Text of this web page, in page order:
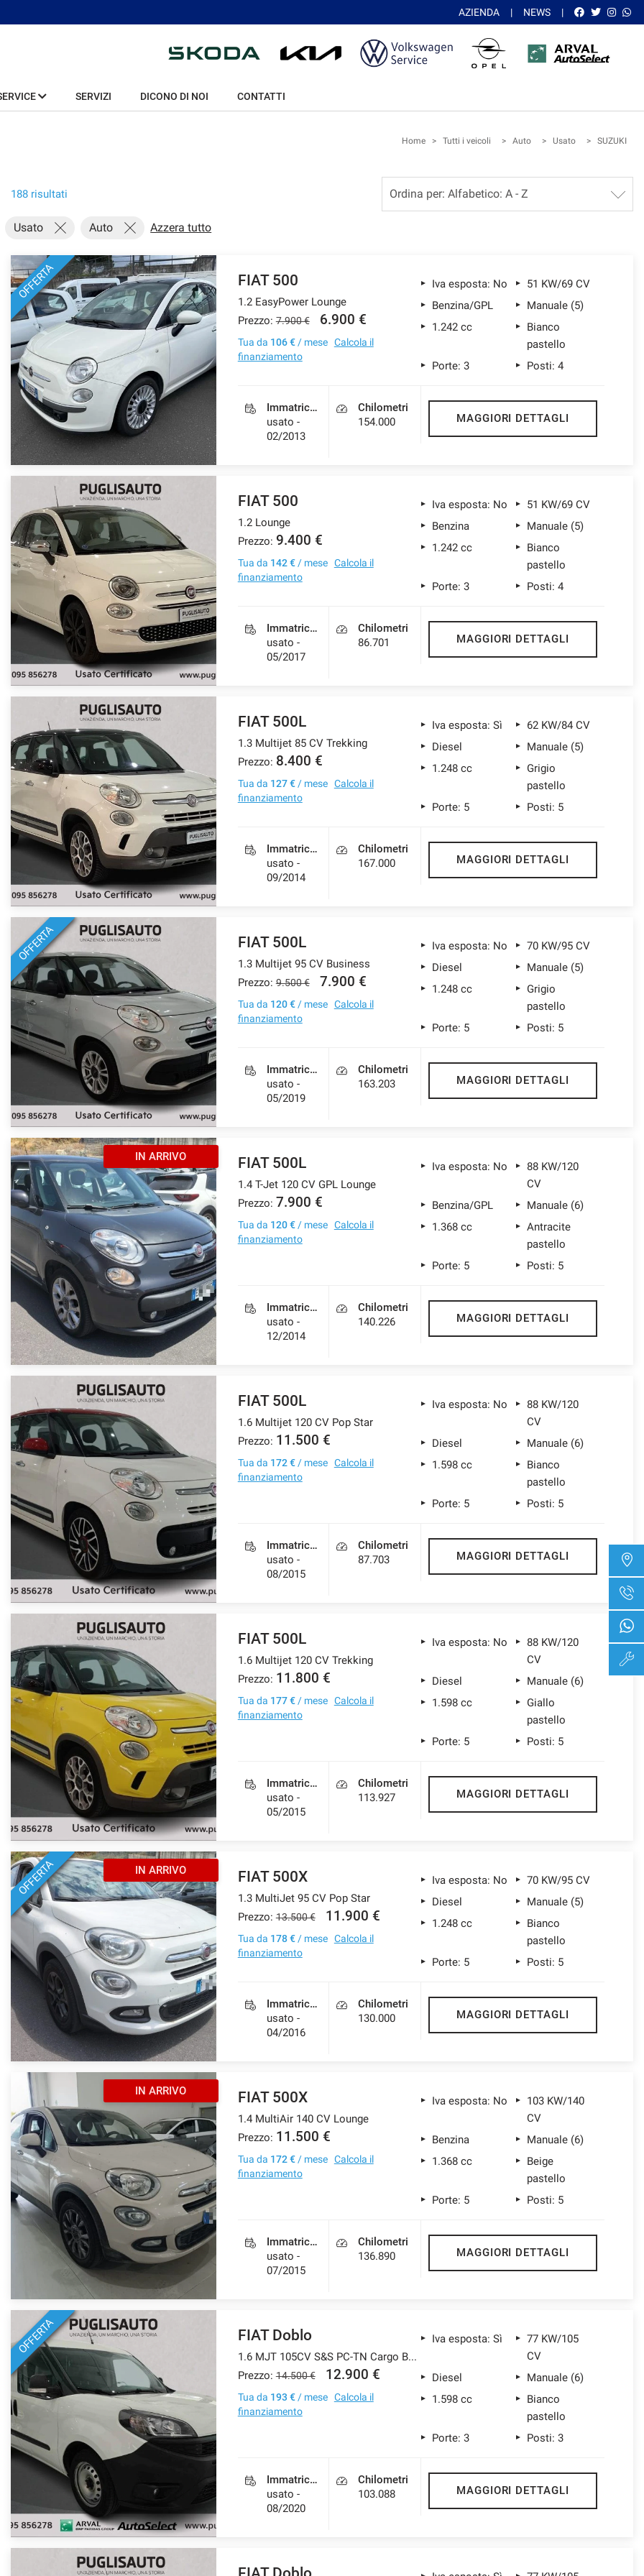
AZIENDA NEWS
SERVIZI DICONO DI NOI CONTATTI
Home > Tutti i veicoli > Auto > Usato > SUZUKI
188 risultati
Usato Auto Azzera tutto
OFFERTA FIAT 500
1.2 EasyPower Lounge
Prezzo: 7.900 € 6.900 €
Tua da 106 €/ mese Calcola il
finanziamento
Iva esposta: No
51 KW/69 CV
Benzina/GPL
Manuale (5)
1.242 cc
Bianco
pastello
Porte: 3
Posti: 4
Immatricolazione
usato -
02/2013
Chilometri
154.000
MAGGIORI DETTAGLI
FIAT 500
1.2 Lounge
Prezzo: 9.400 €
Tua da 142 €/ mese Calcola il
finanziamento
Iva esposta: No
51 KW/69 CV
Benzina
Manuale (5)
1.242 cc
Bianco
pastello
Porte: 3
Posti: 4
Immatricolazione
usato -
05/2017
Chilometri
86.701
MAGGIORI DETTAGLI
FIAT 500L
1.3 Multijet 85 CV Trekking
Prezzo: 8.400 €
Tua da 127 €/ mese Calcola il
finanziamento
Iva esposta: Sì
62 KW/84 CV
Diesel
Manuale (5)
1.248 cc
Grigio
pastello
Porte: 5
Posti: 5
Immatricolazione
usato -
09/2014
Chilometri
167.000
MAGGIORI DETTAGLI
OFFERTA FIAT 500L
1.3 Multijet 95 CV Business
Prezzo: 9.500 € 7.900 €
Tua da 120 €/ mese Calcola il
finanziamento
Iva esposta: No
70 KW/95 CV
Diesel
Manuale (5)
1.248 cc
Grigio
pastello
Porte: 5
Posti: 5
Immatricolazione
usato -
05/2019
Chilometri
163.203
MAGGIORI DETTAGLI
IN ARRIVO FIAT 500L
1.4 T-Jet 120 CV GPL Lounge
Prezzo: 7.900 €
Tua da 120 €/ mese Calcola il
finanziamento
Iva esposta: No
88 KW/120
CV
Benzina/GPL
Manuale (6)
1.368 cc
Antracite
pastello
Porte: 5
Posti: 5
Immatricolazione
usato -
12/2014
Chilometri
140.226
MAGGIORI DETTAGLI
FIAT 500L
1.6 Multijet 120 CV Pop Star
Prezzo: 11.500 €
Tua da 172 €/ mese Calcola il
finanziamento
Iva esposta: No
88 KW/120
CV
Diesel
Manuale (6)
1.598 cc
Bianco
pastello
Porte: 5
Posti: 5
Immatricolazione
usato -
08/2015
Chilometri
87.703
MAGGIORI DETTAGLI
FIAT 500L
1.6 Multijet 120 CV Trekking
Prezzo: 11.800 €
Tua da 177 €/ mese Calcola il
finanziamento
Iva esposta: No
88 KW/120
CV
Diesel
Manuale (6)
1.598 cc
Giallo
pastello
Porte: 5
Posti: 5
Immatricolazione
usato -
05/2015
Chilometri
113.927
MAGGIORI DETTAGLI
OFFERTA IN ARRIVO FIAT 500X
1.3 MultiJet 95 CV Pop Star
Prezzo: 13.500 € 11.900 €
Tua da 178 €/ mese Calcola il
finanziamento
Iva esposta: No
70 KW/95 CV
Diesel
Manuale (5)
1.248 cc
Bianco
pastello
Porte: 5
Posti: 5
Immatricolazione
usato -
04/2016
Chilometri
130.000
MAGGIORI DETTAGLI
IN ARRIVO FIAT 500X
1.4 MultiAir 140 CV Lounge
Prezzo: 11.500 €
Tua da 172 €/ mese Calcola il
finanziamento
Iva esposta: No
103 KW/140
CV
Benzina
Manuale (6)
1.368 cc
Beige
pastello
Porte: 5
Posti: 5
Immatricolazione
usato -
07/2015
Chilometri
136.890
MAGGIORI DETTAGLI
OFFERTA FIAT Doblo
1.6 MJT 105CV S&S PC-TN Cargo Business
Prezzo: 14.500 € 12.900 €
Tua da 193 €/ mese Calcola il
finanziamento
Iva esposta: Sì
77 KW/105
CV
Diesel
Manuale (6)
1.598 cc
Bianco
pastello
Porte: 3
Posti: 3
Immatricolazione
usato -
08/2020
Chilometri
103.088
MAGGIORI DETTAGLI